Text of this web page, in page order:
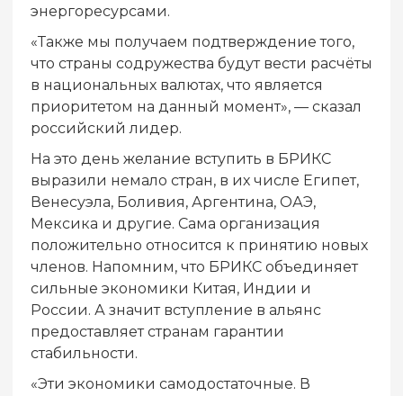
энергоресурсами.
«Также мы получаем подтверждение того,
что страны содружества будут вести расчёты
в национальных валютах, что является
приоритетом на данный момент», — сказал
российский лидер.
На это день желание вступить в БРИКС
выразили немало стран, в их числе Египет,
Венесуэла, Боливия, Аргентина, ОАЭ,
Мексика и другие. Сама организация
положительно относится к принятию новых
членов. Напомним, что БРИКС объединяет
сильные экономики Китая, Индии и
России. А значит вступление в альянс
предоставляет странам гарантии
стабильности.
«Эти экономики самодостаточные. В